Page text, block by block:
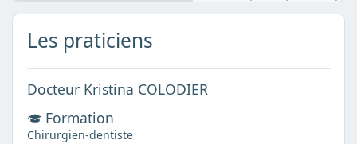
Les praticiens
Docteur Kristina COLODIER
Formation
Chirurgien-dentiste